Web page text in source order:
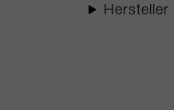
Hersteller